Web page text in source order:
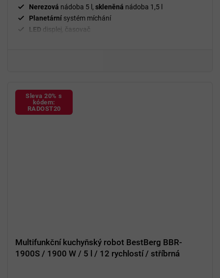
Nerezová nádoba 5 l, skleněná nádoba 1,5 l
Planetární systém míchání
LED displej, časovač
Sleva 20% s
kódem:
RADOST20
Multifunkční kuchyňský robot BestBerg BBR-
1900S / 1900 W / 5 l / 12 rychlostí / stříbrná